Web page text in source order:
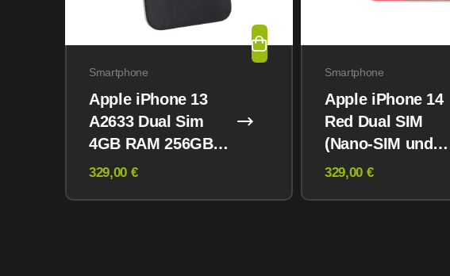
Smartphone
Apple iPhone 13
A2633 Dual Sim
4GB RAM 256GB
Midnight
329,00 €
Smartphone
Apple iPhone 14
Red Dual SIM
(Nano-SIM und
eSIM) 128GB
329,00 €